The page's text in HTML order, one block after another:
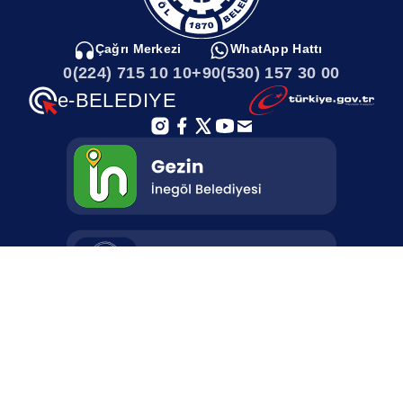
Çağrı Merkezi
0(224) 715 10 10
WhatApp Hattı
+90(530) 157 30 00
e-BELEDIYE